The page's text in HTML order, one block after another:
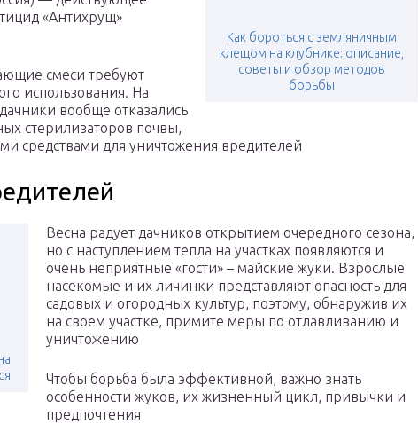
Как бороться с земляничным
клещом на клубнике: описание,
советы и обзор методов
борьбы
«Антихрущ»
смеси требуют
использования. На
вообще отказались
стерилизаторов почвы,
средствами для уничтожения вредителей
Весна радует дачников открытием очередного сезона,
но с наступлением тепла на участках появляются и
очень неприятные «гости» – майские жуки. Взрослые
насекомые и их личинки представляют опасность для
садовых и огородных культур, поэтому, обнаружив их
на своем участке, примите меры по отлавливанию и
уничтожению
Чтобы борьба была эффективной, важно знать
особенности жуков, их жизненный цикл, привычки и
предпочтения